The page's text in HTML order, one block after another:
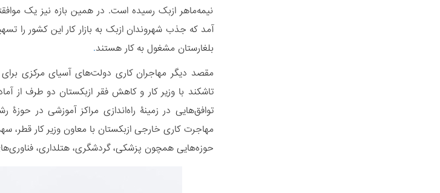
نیمه‌ماهر ازبک رسیده است. در همین بازه نیز یک
بلغارستان مشغول به کار هستند.
مقصد دیگر مهاجران کاری دولت‌های آسیای مرکزی
مهاجرت کاری خارجی ازبکستان با معاون وزیر کار قطر،
حوزه‌هایی همچون پزشکی، گردشگری، هتلداری،